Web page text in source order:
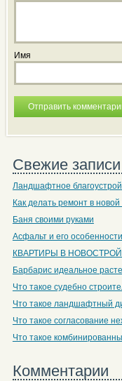
Имя
Свежие записи
Ландшафтное
Как делать ремонт в новой
Баня своими руками
Асфальт и его особенности
КВАРТИРЫ В
Барбарис идеальное
Что такое судебно
Что такое ландшафтный
Что такое согласование
Что такое
Комментарии